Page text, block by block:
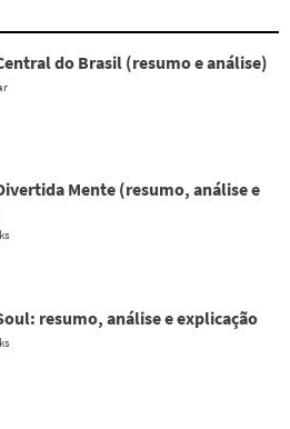
do Brasil (resumo e análise)
Mente (resumo, análise e
resumo, análise e explicação